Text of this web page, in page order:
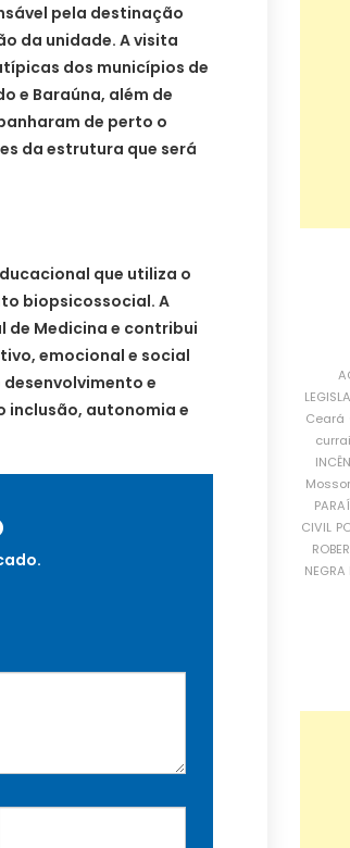
pela destinação
da unidade. A visita
dos municípios de
e Baraúna, além de
de perto o
da estrutura que será
que utiliza o
biopsicossocial. A
de Medicina e contribui
emocional e social
e
inclusão, autonomia e
Ceará
CIVIL
NEGRA